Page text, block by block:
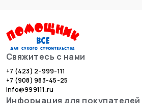
Свяжитесь с нами
+7 (423) 2-999-111
+7 (908) 983-45-25
info@999111.ru
Информация для покупателей